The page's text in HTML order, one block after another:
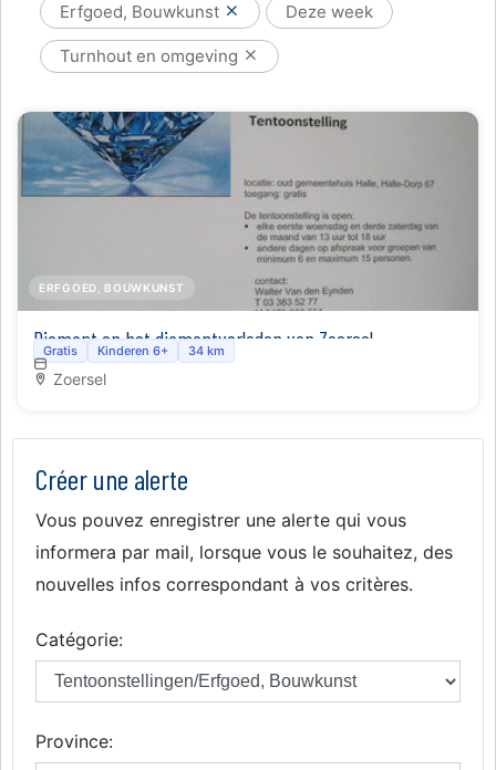
Erfgoed, Bouwkunst Deze week
Turnhout en omgeving
ERFGOED, BOUWKUNST
Diamant en het diamantverleden van Zoersel
Gratis Kinderen 6+ 34 km
Zoersel
Créer une alerte
Vous pouvez enregistrer une alerte qui vous
informera par mail, lorsque vous le souhaitez, des
nouvelles infos correspondant à vos critères.
Catégorie:
Province: